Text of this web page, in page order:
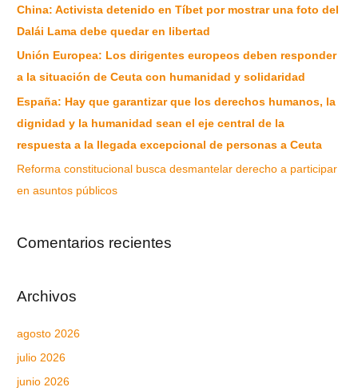
China: Activista detenido en Tíbet por mostrar una foto del
Dalái Lama debe quedar en libertad
Unión Europea: Los dirigentes europeos deben responder
a la situación de Ceuta con humanidad y solidaridad
España: Hay que garantizar que los derechos humanos, la
dignidad y la humanidad sean el eje central de la
respuesta a la llegada excepcional de personas a Ceuta
Reforma constitucional busca desmantelar derecho a participar
en asuntos públicos
Comentarios recientes
Archivos
agosto 2026
julio 2026
junio 2026